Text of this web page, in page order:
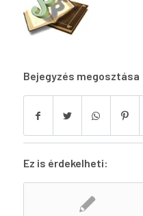
Bejegyzés megosztása
Ez is érdekelheti: